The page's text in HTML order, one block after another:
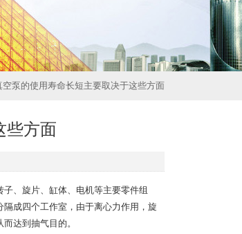
空泵的使用寿命长短主要取决于这些方面
些方面
、旋片、缸体、电机等主要零件组
成四个工作室，由于离心力作用，旋
达到抽气目的。